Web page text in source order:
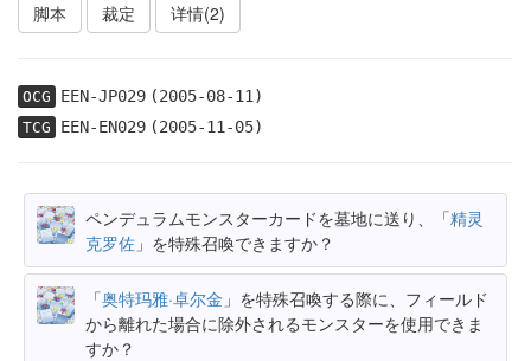
脚本
裁定 详情(2)
OCG EEN-JP029(2005-08-11)
TCG EEN-EN029(2005-11-05)
ペンデュラムモンスターカードを墓地に送り、「精灵
克罗佐 」を特殊召喚できますか？
「奥特玛雅·卓尔金 」を特殊召喚する際に、フィールド
から離れた場合に除外されるモンスターを使用できま
すか？